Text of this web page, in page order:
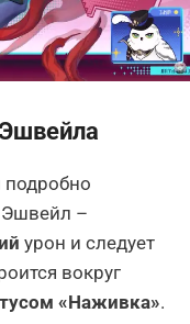
подробно
Эшвейл –
урон и следует
вокруг
«Наживка».